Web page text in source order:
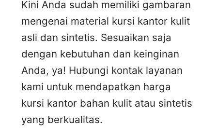
Kini Anda sudah memiliki gambaran
mengenai material kursi kantor kulit
asli dan sintetis. Sesuaikan saja
dengan kebutuhan dan keinginan
Anda, ya! Hubungi kontak layanan
kami untuk mendapatkan harga
kursi kantor bahan kulit atau sintetis
yang berkualitas.